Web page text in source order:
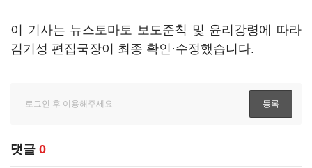
이 기사는 뉴스토마토 보도준칙 및 윤리강령에 따라
김기성 편집국장이 최종 확인·수정했습니다.
댓글 0